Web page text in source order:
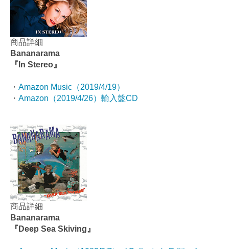
商品詳細
Bananarama
『In Stereo』
・ Amazon Music（2019/4/19）
・ Amazon（2019/4/26）輸入盤CD
商品詳細
Bananarama
『Deep Sea Skiving』